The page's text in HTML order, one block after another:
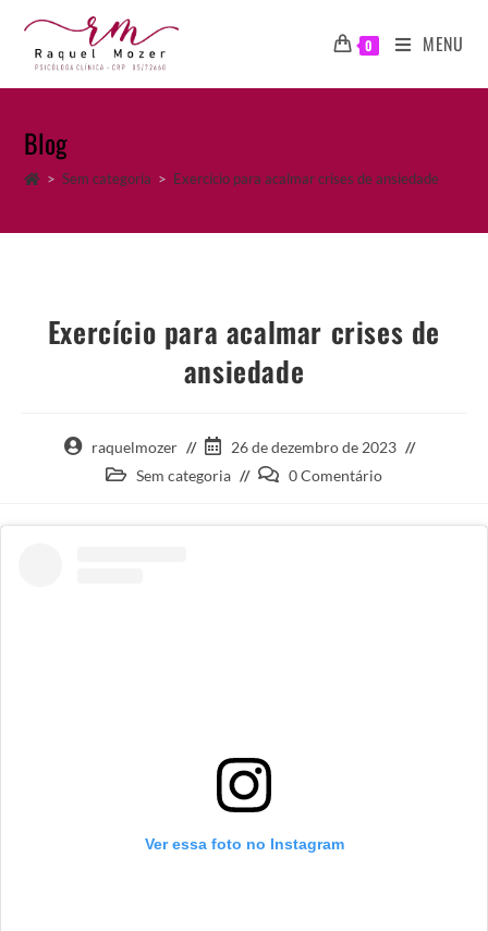
conteúdo
0 MENU
Blog
> Sem categoria > Exercício para acalmar crises de ansiedade
Exercício para acalmar crises de
ansiedade
Autorraquelmozer
Post
publicado:
26 de dezembro de 2023
CategoriaSem categoria
Comentários
0 Comentário
Ver essa foto no Instagram